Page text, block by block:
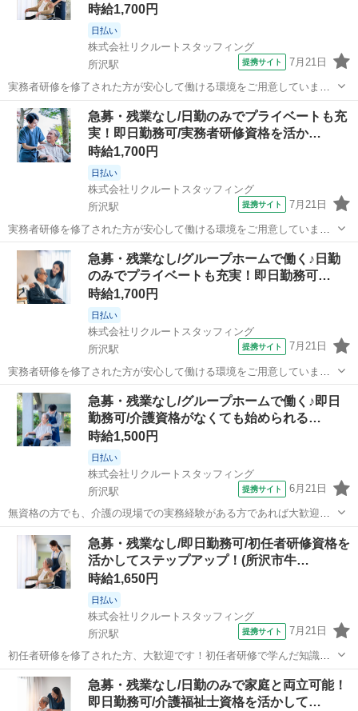
時給1,700円
日払い
株式会社リクルートスタッフィング
所沢駅
提携サイト 7月21日
実務者研修を修了された方が安心して働ける環境をご用意していま
す。培った知識や技術を活かして、さらなるスキルアップを目指しま
しょう！介護福祉士資格取得も目指しながら、現場で活躍していただ
ける方をお待ちしています！ 介護ヘルパ...
埼玉 所沢市 所沢駅 介護
急募・残業なし/日勤のみでプライベートも充
実！即日勤務可/実務者研修資格を活か…
時給1,700円
日払い
株式会社リクルートスタッフィング
所沢駅
提携サイト 7月21日
実務者研修を修了された方が安心して働ける環境をご用意していま
す。培った知識や技術を活かして、さらなるスキルアップを目指しま
しょう！介護福祉士資格取得も目指しながら、現場で活躍していただ
ける方をお待ちしています！ ゆったりと...
埼玉 所沢市 所沢駅 介護
急募・残業なし/グループホームで働く♪日勤
のみでプライベートも充実！即日勤務可…
時給1,700円
日払い
株式会社リクルートスタッフィング
所沢駅
提携サイト 7月21日
実務者研修を修了された方が安心して働ける環境をご用意していま
す。培った知識や技術を活かして、さらなるスキルアップを目指しま
しょう！介護福祉士資格取得も目指しながら、現場で活躍していただ
ける方をお待ちしています！ ゆったりと...
埼玉 所沢市 所沢駅 介護
急募・残業なし/グループホームで働く♪即日
勤務可/介護資格がなくても始められる…
時給1,500円
日払い
株式会社リクルートスタッフィング
所沢駅
提携サイト 6月21日
無資格の方でも、介護の現場での実務経験がある方であれば大歓迎で
す！資格はなくても、これまでのご経験を活かして活躍していただけ
る環境を整えています。入社後もフォロー体制があるため、スキルを
さらに磨きながら安心して働けます。ご経...
埼玉 所沢市 所沢駅 介護
急募・残業なし/即日勤務可/初任者研修資格を
活かしてステップアップ！(所沢市牛…
時給1,650円
日払い
株式会社リクルートスタッフィング
所沢駅
提携サイト 7月21日
初任者研修を修了された方、大歓迎です！初任者研修で学んだ知識を
活かしませんか？入社後は、丁寧なフォロー体制のもと、介護現場で
の経験を積み重ねて成長できる環境です。ぜひ一緒に働きましょう！
【介護施設】介護ヘルパー - 派遣...
埼玉 所沢市 所沢駅 介護
急募・残業なし/日勤のみで家庭と両立可能！
即日勤務可/介護福祉士資格を活かして…